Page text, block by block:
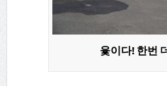
윷이다! 한번